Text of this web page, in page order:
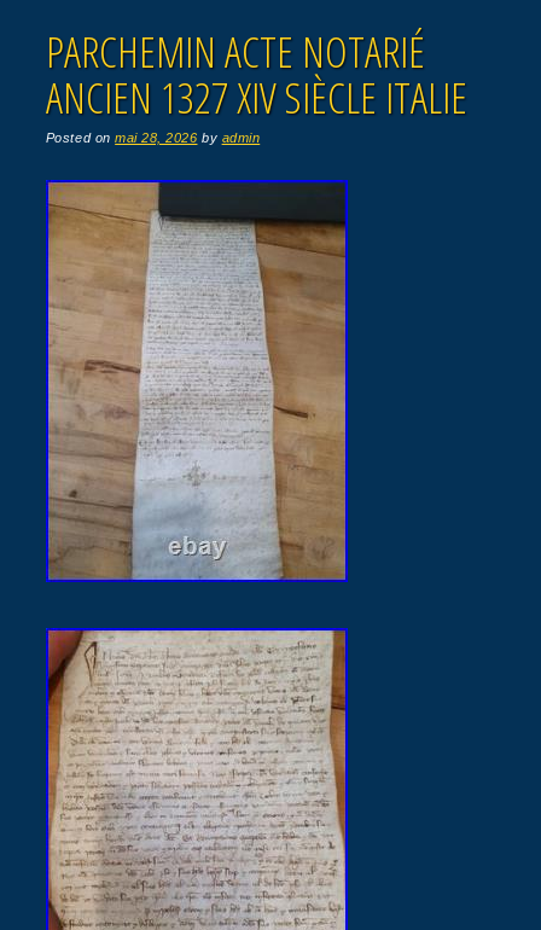
PARCHEMIN ACTE NOTARIÉ
ANCIEN 1327 XIV SIÈCLE ITALIE
Posted onmai 28, 2026 by admin